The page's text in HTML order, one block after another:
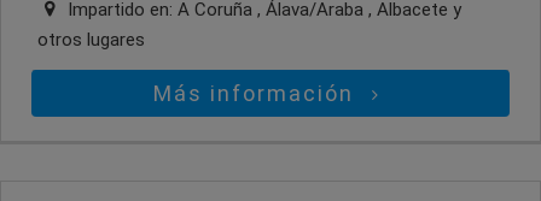
Impartido en: A Coruña , Álava/Araba , Albacete y
otros lugares
Más información